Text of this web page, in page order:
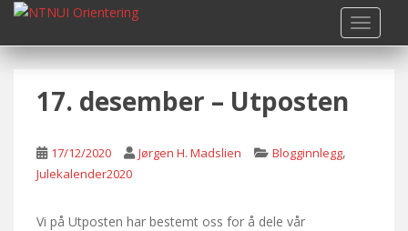
i
17. desember – Utposten
17/12/2020 Jørgen H. Madslien Blogginnlegg,
Julekalender2020
Vi på Utposten har bestemt oss for å dele vår